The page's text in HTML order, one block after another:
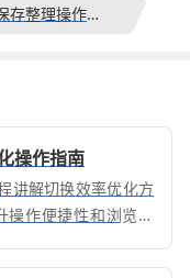
谷歌浏览器页面截图保存整理操作技巧解析
操作指南
讲解切换效率优化方
作便捷性和浏览效